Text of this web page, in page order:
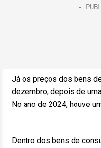
Já os preços dos bens
dezembro, depois de
No ano de 2024, houve
Dentro dos bens de